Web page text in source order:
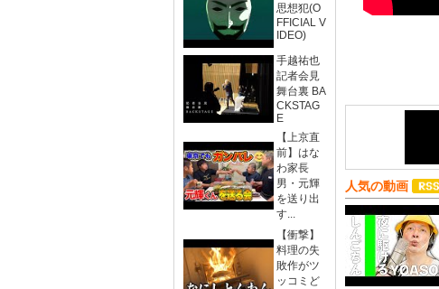
思想犯(O
FFICIAL V
IDEO)
手越祐也
記者会見
舞台裏 BA
CKSTAG
E
【上京直
前】はな
わ家長
男・元輝
を送り出
す...
【衝撃】
料理の失
敗作がツ
ッコミど
人気の動画